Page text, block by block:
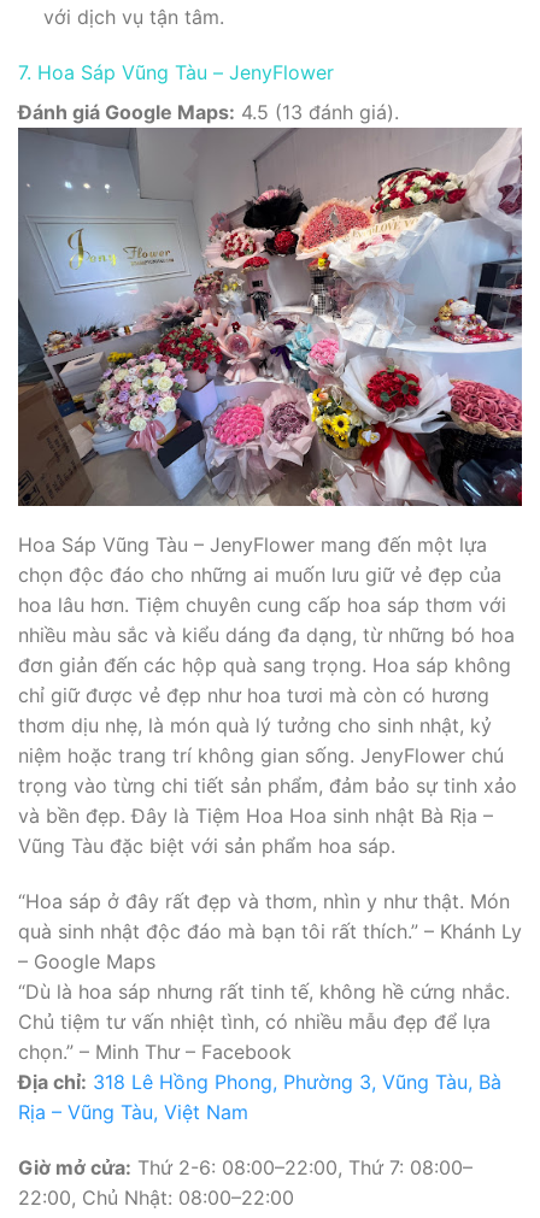
với dịch vụ tận tâm.
7. Hoa Sáp Vũng Tàu – JenyFlower
Đánh giá Google Maps: 4.5 (13 đánh giá).
Hoa Sáp Vũng Tàu – JenyFlower mang đến một lựa
chọn độc đáo cho những ai muốn lưu giữ vẻ đẹp của
hoa lâu hơn. Tiệm chuyên cung cấp hoa sáp thơm với
nhiều màu sắc và kiểu dáng đa dạng, từ những bó hoa
đơn giản đến các hộp quà sang trọng. Hoa sáp không
chỉ giữ được vẻ đẹp như hoa tươi mà còn có hương
thơm dịu nhẹ, là món quà lý tưởng cho sinh nhật, kỷ
niệm hoặc trang trí không gian sống. JenyFlower chú
trọng vào từng chi tiết sản phẩm, đảm bảo sự tinh xảo
và bền đẹp. Đây là Tiệm Hoa Hoa sinh nhật Bà Rịa –
Vũng Tàu đặc biệt với sản phẩm hoa sáp.
“Hoa sáp ở đây rất đẹp và thơm, nhìn y như thật. Món
quà sinh nhật độc đáo mà bạn tôi rất thích.” – Khánh Ly
– Google Maps
“Dù là hoa sáp nhưng rất tinh tế, không hề cứng nhắc.
Chủ tiệm tư vấn nhiệt tình, có nhiều mẫu đẹp để lựa
chọn.” – Minh Thư – Facebook
Địa chỉ: 318 Lê Hồng Phong, Phường 3, Vũng Tàu, Bà
Rịa – Vũng Tàu, Việt Nam
Giờ mở cửa: Thứ 2-6: 08:00–22:00, Thứ 7: 08:00–
22:00, Chủ Nhật: 08:00–22:00